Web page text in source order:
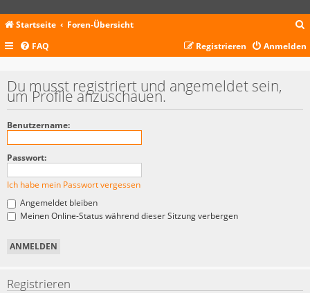
Startseite Foren-Übersicht
c
FAQ Anmelden
Registrieren
Du musst registriert und angemeldet sein,
um Profile anzuschauen.
Benutzername:
Passwort:
Ich habe mein Passwort vergessen
Angemeldet bleiben
Meinen Online-Status während dieser Sitzung verbergen
Registrieren